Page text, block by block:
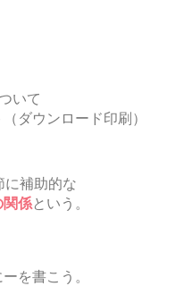
いて
ダウンロード印刷）
に補助的な
関係という。
を書こう。